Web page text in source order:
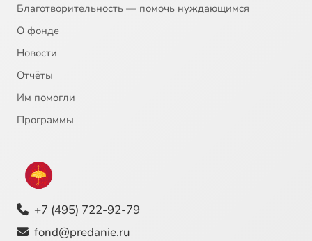
Благотворительность — помочь нуждающимся
О фонде
Новости
Отчёты
Им помогли
Программы
+7 (495) 722-92-79
fond@predanie.ru